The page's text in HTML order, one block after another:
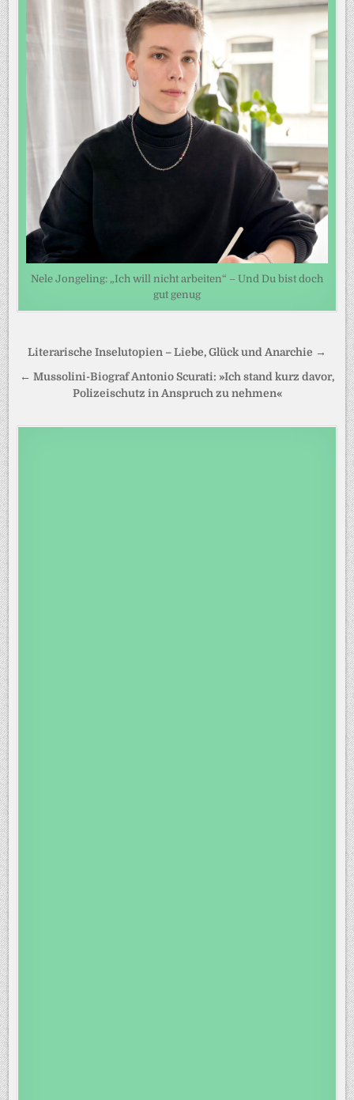
Nele Jongeling: „Ich will nicht arbeiten“ – Und Du bist doch
gut genug
Beitragsnavigation
Literarische Inselutopien – Liebe, Glück und Anarchie →
← Mussolini-Biograf Antonio Scurati: »Ich stand kurz davor,
Polizeischutz in Anspruch zu nehmen«